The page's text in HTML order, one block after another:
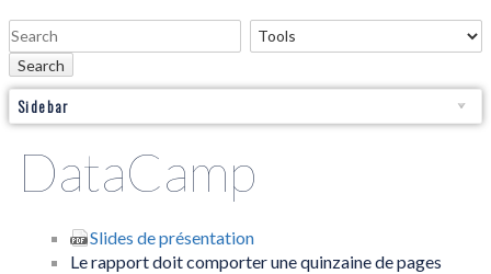
Search
Sidebar
DataCamp
Slides de présentation
Le rapport doit comporter une quinzaine de pages